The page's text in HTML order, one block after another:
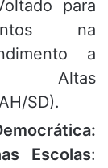
para
na
a
Altas
SD).
Escolas: